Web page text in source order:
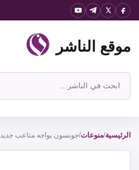
انتقل
المحتوى
موقع الناشر
ابحث
في
الناشر
الرئيسية/منوعات/جونسون يواجه متاعب